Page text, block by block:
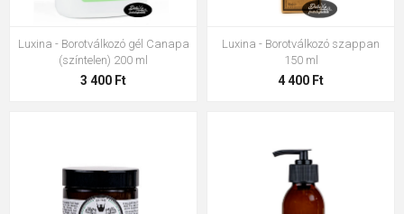
Luxina - Borotválkozó gél Canapa
(színtelen) 200 ml
3 400 Ft
Luxina - Borotválkozó szappan
150 ml
4 400 Ft